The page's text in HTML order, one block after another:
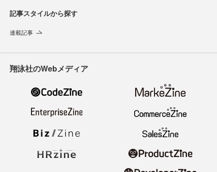
記事スタイルから探す
連載記事
翔泳社のWebメディア